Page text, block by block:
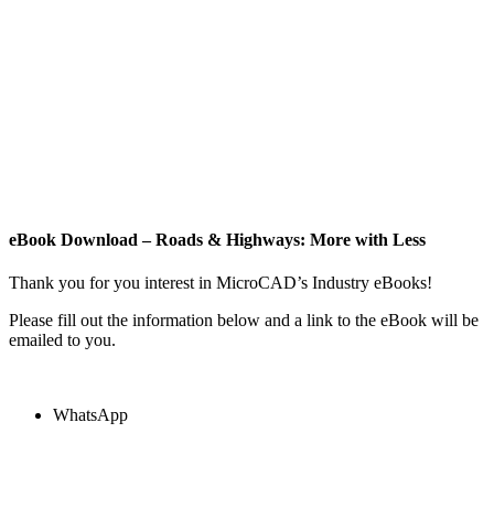
eBook Download – Roads & Highways: More with Less
Thank you for you interest in MicroCAD’s Industry eBooks!
Please fill out the information below and a link to the eBook will be
emailed to you.
WhatsApp